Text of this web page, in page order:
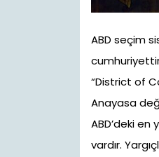
ABD seçim
“District of
Anayasa
ABD’deki
vardır.